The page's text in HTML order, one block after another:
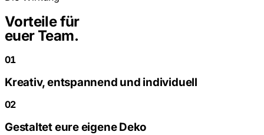
Vorteile für
euer Team.
01
Kreativ, entspannend und individuell
02
Gestaltet eure eigene Deko